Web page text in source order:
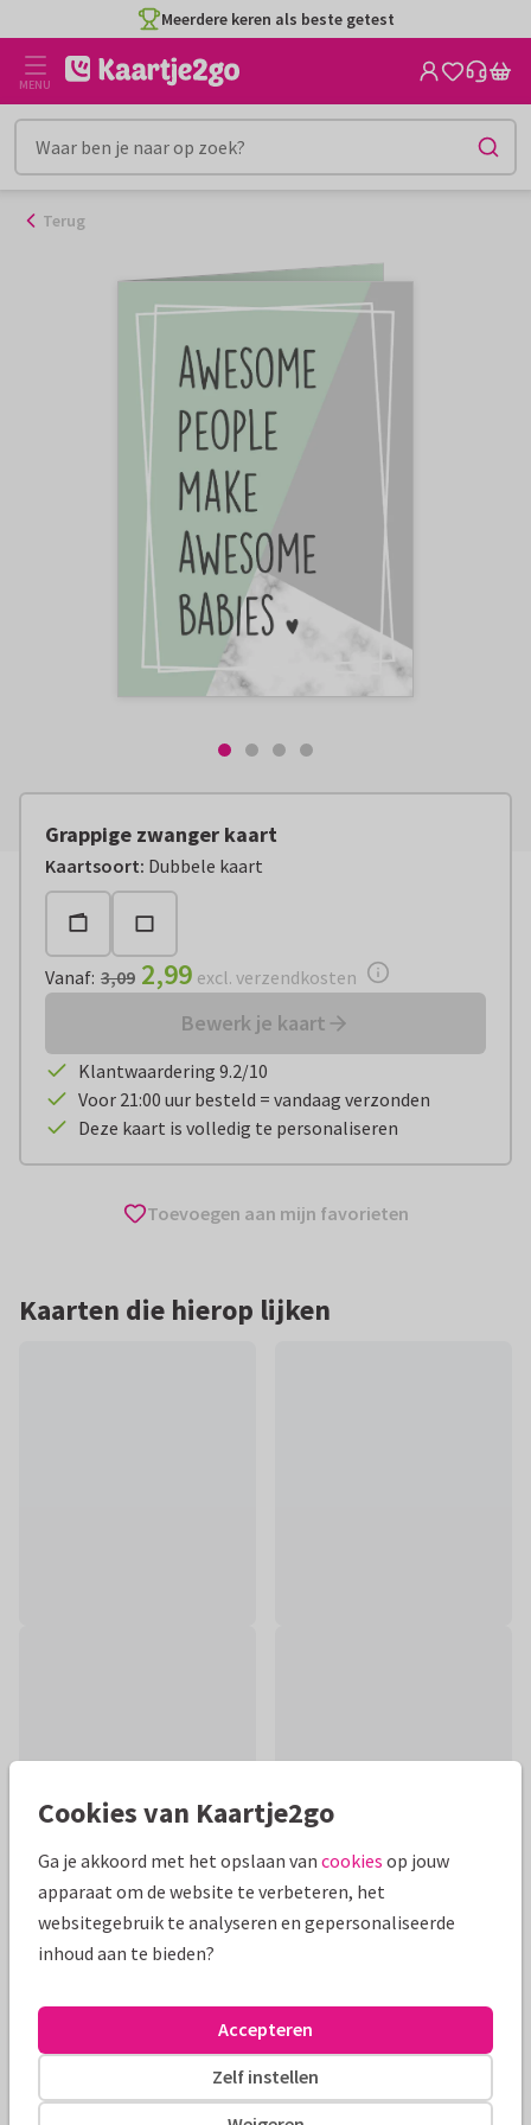
naar
inhoud
Meerdere keren als beste getest
MENU
Terug
Grappige zwanger kaart
Kaartsoort: Dubbele kaart
Vanaf: € 2,99 excl. verzendkosten
Vanaf: 3,09 2,99 excl. verzendkosten
Bewerk je kaart
Klantwaardering 9.2/10
Voor 21:00 uur besteld = vandaag verzonden
Deze kaart is volledig te personaliseren
Toevoegen aan mijn favorieten
Kaarten die hierop lijken
Productinformatie
koppel in verwachting. De tekst op de binnenzijde is volledig
aan te passen naar wens.
Alle kaarten zijn helemaal naar wens aan te passen
Cookies van Kaartje2go
Ga je akkoord met het opslaan van cookies op jouw
apparaat om de website te verbeteren, het
websitegebruik te analyseren en gepersonaliseerde
inhoud aan te bieden?
Zelf instellen
Accepteren